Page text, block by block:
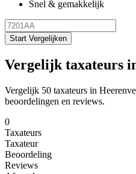
Snel & gemakkelijk
Start Vergelijken
Vergelijk taxateurs
Vergelijk 50 taxateurs in
beoordelingen en reviews.
0
Taxateurs
Taxateur
Beoordeling
Reviews